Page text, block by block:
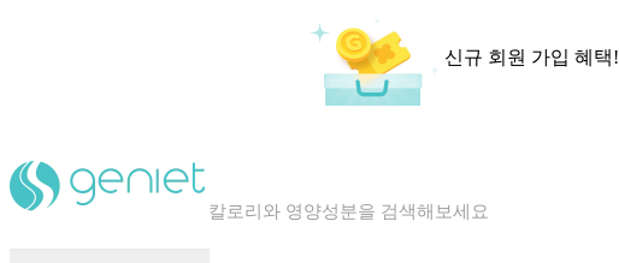
신규 회원 가입 혜택!
칼로리와 영양성분을 검색해보세요